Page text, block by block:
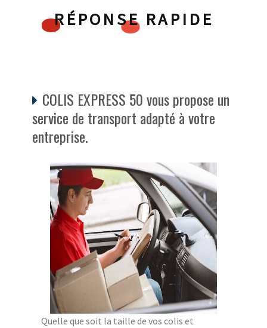
RÉPONSE RAPIDE
COLIS EXPRESS 50 vous propose un
service de transport adapté à votre
entreprise.
Quelle que soit la taille de vos colis et